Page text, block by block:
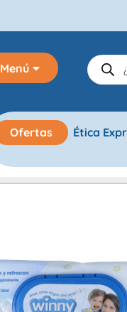
Menú
Ofertas Ética